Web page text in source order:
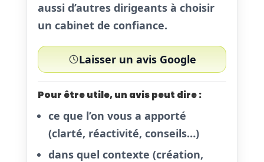
aussi d’autres dirigeants à choisir
un cabinet de confiance.
Laisser un avis Google
Pour être utile, un avis peut dire :
ce que l’on vous a apporté
(clarté, réactivité, conseils…)
dans quel contexte (création,